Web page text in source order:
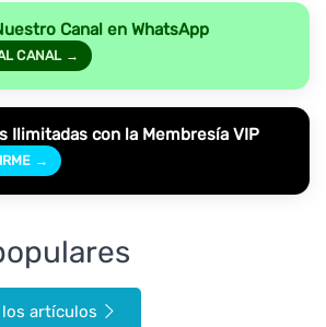
Canal en WhatsApp
CANAL →
Ilimitadas con la Membresía VIP
→
artículos